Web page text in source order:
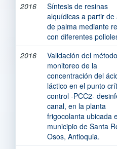
2016
Síntesis de resinas
alquídicas a partir de
de palma mediante
con diferentes
2016
Validación del
monitoreo de la
concentración del
láctico en el punto
control -PCC2-
canal, en la planta
frigocolanta ubicada
municipio de Santa
Osos, Antioquia.